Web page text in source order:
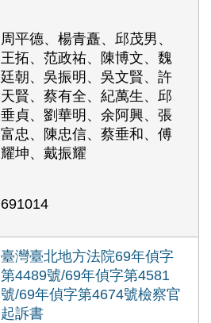
周平德、楊青矗、邱茂男、
王拓、范政祐、陳博文、魏
廷朝、吳振明、吳文賢、許
天賢、蔡有全、紀萬生、邱
垂貞、劉華明、余阿興、張
富忠、陳忠信、蔡垂和、傅
耀坤、戴振耀
691014
臺灣臺北地方法院69年偵字
第4489號/69年偵字第4581
號/69年偵字第4674號檢察官
起訴書